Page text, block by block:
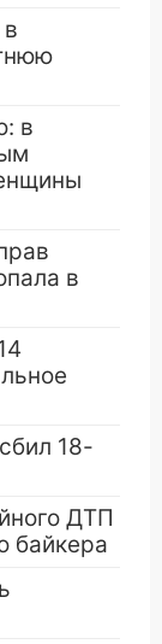
в
в
18-
ДТП
байкера